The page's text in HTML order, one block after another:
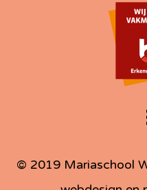
© 2019 Mariaschool